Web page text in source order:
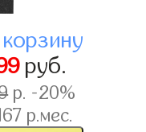
руб.
р. -20%
р.мес.